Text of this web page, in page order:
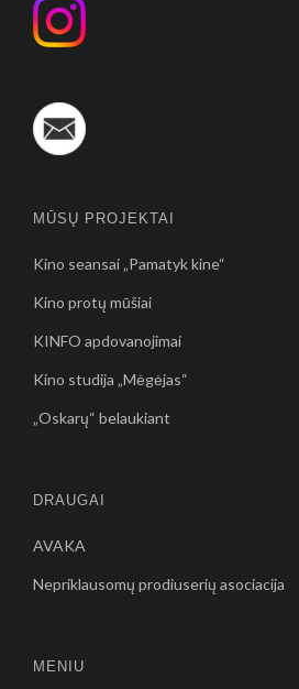
MŪSŲ PROJEKTAI
Kino seansai „Pamatyk kine“
Kino protų mūšiai
KINFO apdovanojimai
Kino studija „Mėgėjas“
„Oskarų“ belaukiant
DRAUGAI
AVAKA
Nepriklausomų prodiuserių asociacija
MENIU